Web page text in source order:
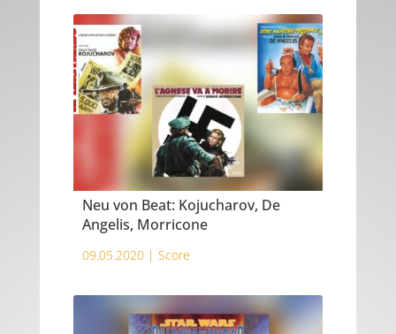
Neu von Beat: Kojucharov, De
Angelis, Morricone
09.05.2020 | Score